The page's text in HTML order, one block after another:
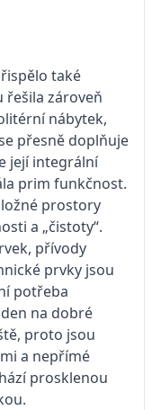
také
řešila zároveň
nábytek,
přesně doplňuje
její integrální
prim funkčnost.
prostory
a „čistoty“.
přívody
prvky jsou
potřeba
na dobré
proto jsou
a nepřímé
prosklenou